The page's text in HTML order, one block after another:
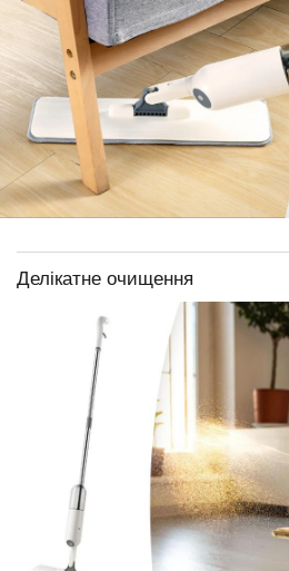
Делікатне очищення